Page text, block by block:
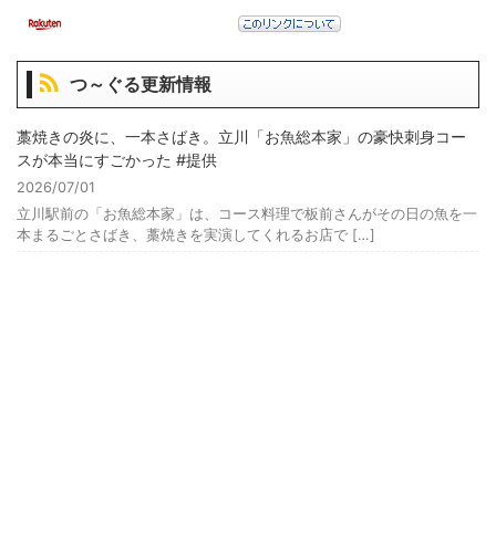
つ～ぐる更新情報
藁焼きの炎に、一本さばき。立川「お魚総本家」の豪快刺身コー
スが本当にすごかった #提供
2026/07/01
立川駅前の「お魚総本家」は、コース料理で板前さんがその日の魚を一
本まるごとさばき、藁焼きを実演してくれるお店で […]